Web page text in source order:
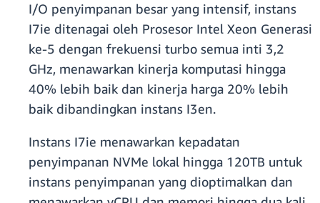
I/O penyimpanan besar yang intensif, instans
I7ie ditenagai oleh Prosesor Intel Xeon Generasi
ke-5 dengan frekuensi turbo semua inti 3,2
GHz, menawarkan kinerja komputasi hingga
40% lebih baik dan kinerja harga 20% lebih
baik dibandingkan instans I3en.
Instans I7ie menawarkan kepadatan
penyimpanan NVMe lokal hingga 120TB untuk
instans penyimpanan yang dioptimalkan dan